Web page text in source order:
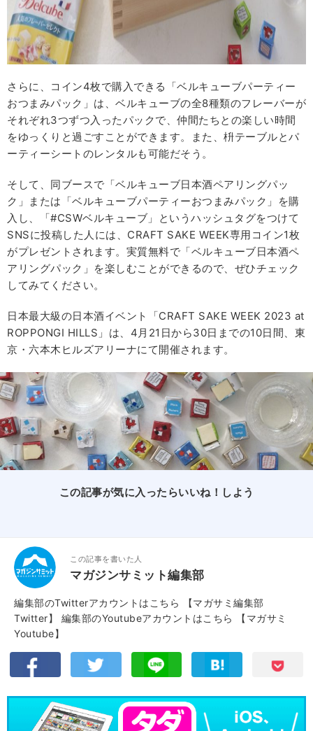
さらに、コイン4枚で購入できる「ベルキューブパーティー
おつまみパック」は、ベルキューブの全8種類のフレーバーが
それぞれ3つずつ入ったパックで、仲間たちとの楽しい時間
をゆっくりと過ごすことができます。また、枡テーブルとパ
ーティーシートのレンタルも可能だそう。
そして、同ブースで「ベルキューブ日本酒ペアリングパッ
ク」または「ベルキューブパーティーおつまみパック」を購
入し、「#CSWベルキューブ」というハッシュタグをつけて
SNSに投稿した人には、CRAFT SAKE WEEK専用コイン1枚
がプレゼントされます。実質無料で「ベルキューブ日本酒ペ
アリングパック」を楽しむことができるので、ぜひチェック
してみてください。
日本最大級の日本酒イベント「CRAFT SAKE WEEK 2023 at
ROPPONGI HILLS」は、4月21日から30日までの10日間、東
京・六本木ヒルズアリーナにて開催されます。
この記事が気に入ったらいいね！しよう
この記事を書いた人
マガジンサミット編集部
編集部のTwitterアカウントはこちら
【マガサミ編集部
Twitter】
編集部のYoutubeアカウントはこちら
【マガサミ
Youtube】